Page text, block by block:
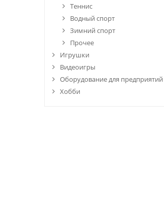
Теннис
Водный спорт
Зимний спорт
Прочее
Игрушки
Видеоигры
Оборудование для предприятий
Хобби